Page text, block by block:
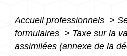
Accueil professionnels >
formulaires > Taxe sur la
assimilées (annexe de la